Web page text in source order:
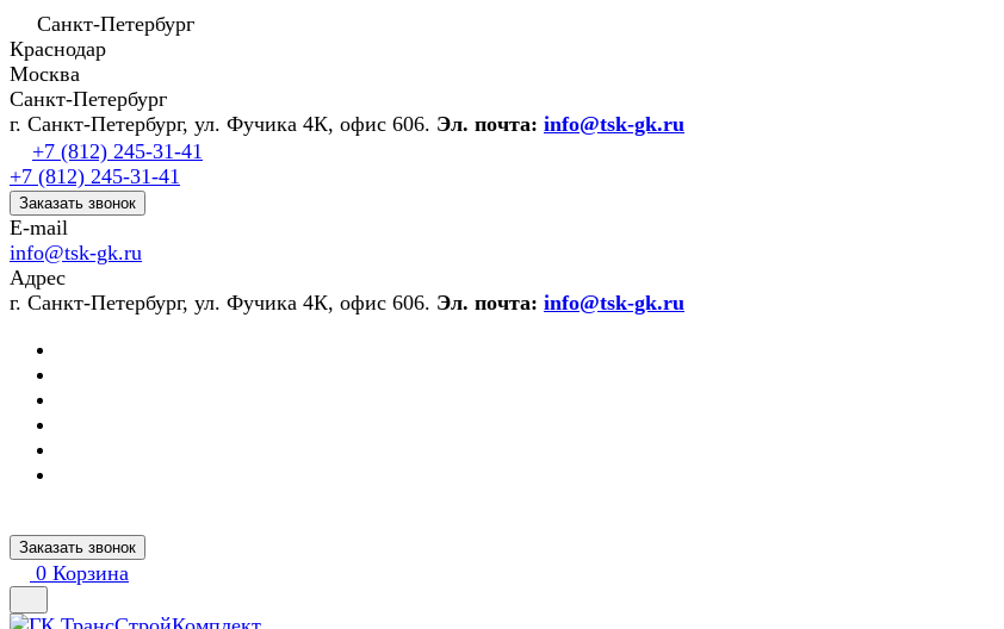
Санкт-Петербург
Краснодар
Москва
Санкт-Петербург
г. Санкт-Петербург, ул. Фучика 4К, офис 606. Эл. почта: info@tsk-gk.ru
+7 (812) 245-31-41
+7 (812) 245-31-41
Заказать звонок
E-mail
info@tsk-gk.ru
Адрес
г. Санкт-Петербург, ул. Фучика 4К, офис 606. Эл. почта: info@tsk-gk.ru
Заказать звонок
0 Корзина